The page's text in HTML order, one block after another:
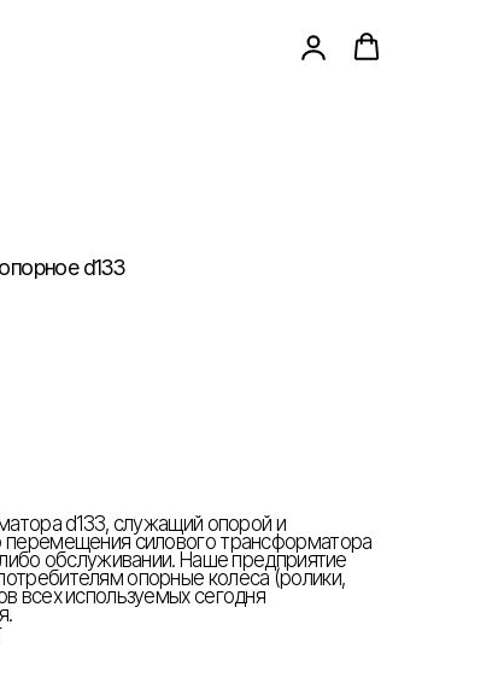
d133
d133, служащий опорой и
перемещения силового трансформатора
обслуживании. Наше предприятие
опорные колеса (ролики,
всех используемых сегодня